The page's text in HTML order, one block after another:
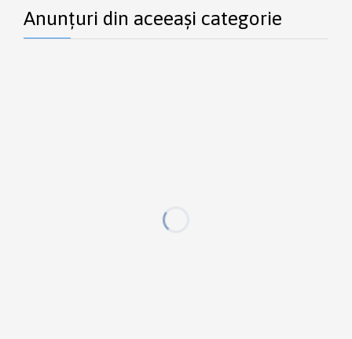
Anunțuri din aceeași categorie